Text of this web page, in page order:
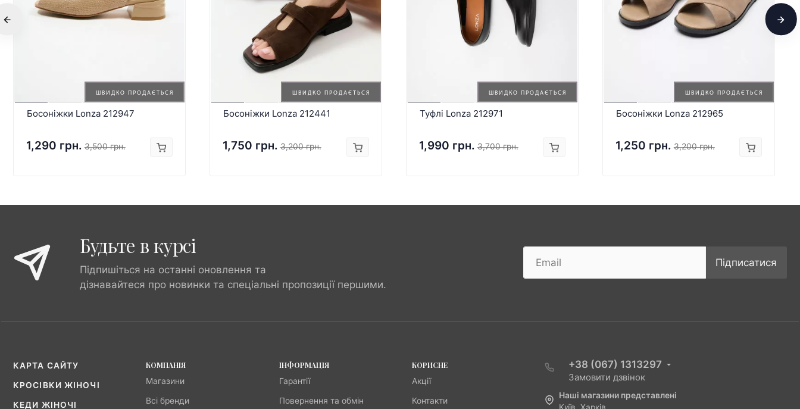
ШВИДКО ПРОДАЄТЬСЯ
Босоніжки Lonza 212947
1,290 грн. 3,500 грн.
ШВИДКО ПРОДАЄТЬСЯ
Босоніжки Lonza 212441
1,750 грн. 3,200 грн.
ШВИДКО ПРОДАЄТЬСЯ
Туфлі Lonza 212971
1,990 грн. 3,700 грн.
ШВИДКО ПРОДАЄТЬСЯ
Босоніжки Lonza 212965
1,250 грн. 3,200 грн.
Будьте в курсі
Підпишіться на останні оновлення та
дізнавайтеся про новинки та спеціальні пропозиції першими.
Підписатися
КАРТА САЙТУ
КРОСІВКИ ЖІНОЧІ
КЕДИ ЖІНОЧІ
КОМПАНІЯ
Магазини
Всі бренди
ІНФОРМАЦІЯ
Гарантії
Повернення та обмін
КОРИСНЕ
Акції
Контакти
+38 (067) 1313297
Замовити дзвінок
Наші магазини представлені
Київ, Харків